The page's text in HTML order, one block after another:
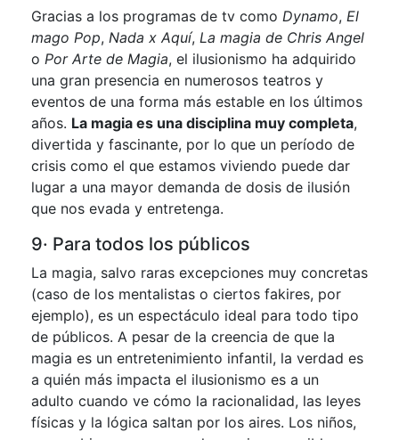
Gracias a los programas de tv como Dynamo, El
mago Pop, Nada x Aquí, La magia de Chris Angel
o Por Arte de Magia, el ilusionismo ha adquirido
una gran presencia en numerosos teatros y
eventos de una forma más estable en los últimos
años. La magia es una disciplina muy completa,
divertida y fascinante, por lo que un período de
crisis como el que estamos viviendo puede dar
lugar a una mayor demanda de dosis de ilusión
que nos evada y entretenga.
9· Para todos los públicos
La magia, salvo raras excepciones muy concretas
(caso de los mentalistas o ciertos fakires, por
ejemplo), es un espectáculo ideal para todo tipo
de públicos. A pesar de la creencia de que la
magia es un entretenimiento infantil, la verdad es
a quién más impacta el ilusionismo es a un
adulto cuando ve cómo la racionalidad, las leyes
físicas y la lógica saltan por los aires. Los niños,